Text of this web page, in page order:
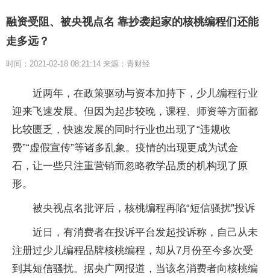
融资受阻、被央视点名 靠抄袭起家的核桃编程们还能
走多远？
时间：2021-02-18 08:21:14 来源：青财经
近两年，在政策驱动与资本加持下，少儿编程行业
迎来飞速发展。但因为起步较晚，课程、师资等方面都
比较匮乏，快速发展的同时行业也出现了“违规收
费”“虚假宣传”等诸多乱象。疫情的出现更成为试金
石，让一些只注重营销而忽略教学品质的机构现了原
形。
被央视点名批评后，核桃编程再陷“短信骚扰”投诉
近日，有消费者在投诉平台发起投诉称，自己从未
注册过少儿编程品牌核桃编程，却从7月份至今多次受
到其短信骚扰。据央广网报道，当该名消费者向核桃编